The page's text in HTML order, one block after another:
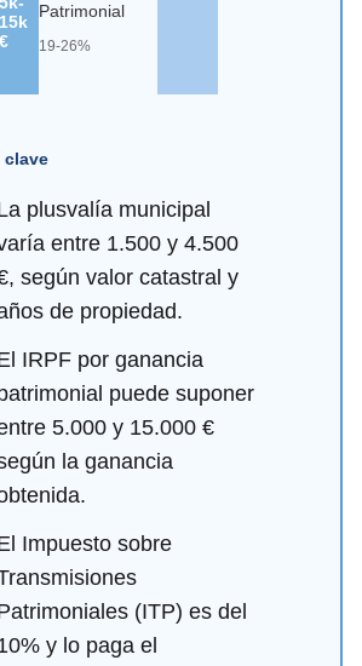
15k
€
Patrimonial
19-26%
clave
plusvalía municipal
entre 1.500 y 4.500
según valor catastral y
de propiedad.
IRPF por ganancia
puede suponer
5.000 y 15.000 €
la ganancia
Impuesto sobre
(ITP) es del
y lo paga el